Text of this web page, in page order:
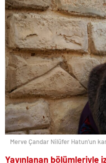
Merve Çandar Nilüfer Hatun’un
Yayınlanan bölümleriyle